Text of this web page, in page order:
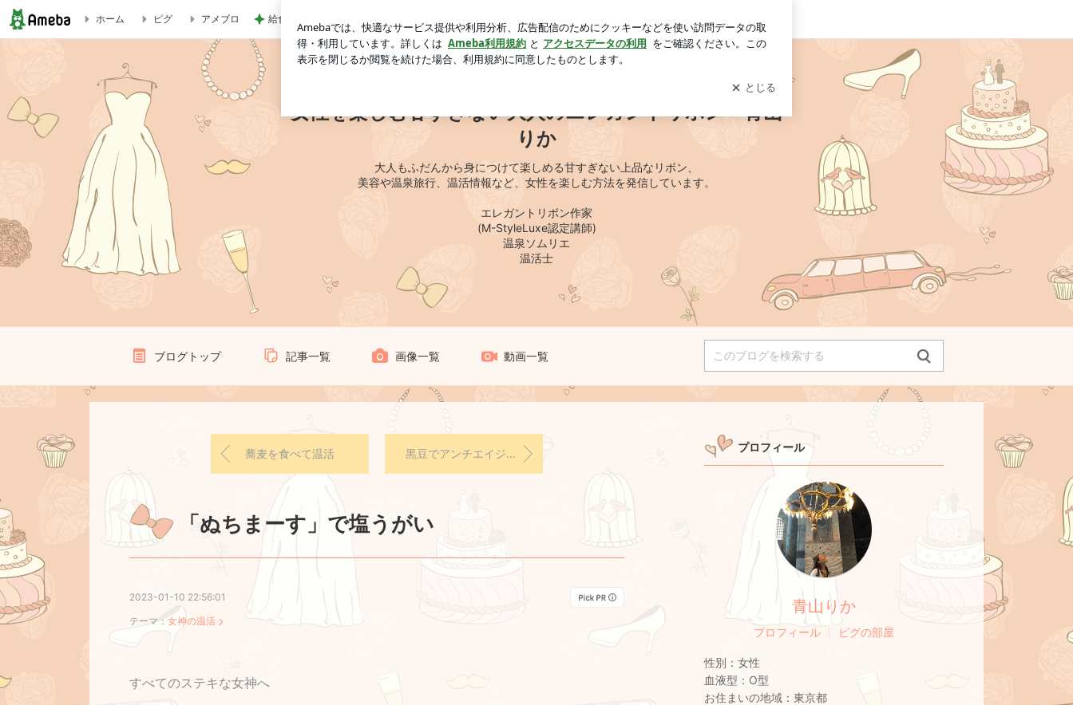
「ぬちまーす」で塩うがい | 女性を楽しむ甘すぎない大人のエレガントリボン 青山りか
ホーム ピグ アメブロ 給食が恋しすぎる学童のお弁当 ログイン
女性を楽しむ甘すぎない大人のエレガントリボン 青山
りか
大人もふだんから身につけて楽しめる甘すぎない上品なリボン、
美容や温泉旅行、温活情報など、女性を楽しむ方法を発信しています。
エレガントリボン作家
(M-StyleLuxe認定講師)
温泉ソムリエ
温活士
ブログトップ 記事一覧 画像一覧 動画一覧
蕎麦を食べて温活 黒豆でアンチエイジング＆美肌
「ぬちまーす」で塩うがい
2023-01-10 22:56:01
テーマ： 女神の温活
すべてのステキな女神へ
プロフィール
青山りか
プロフィール ピグの部屋
性別： 女性
血液型： O型
お住まいの地域： 東京都